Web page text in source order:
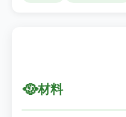
🥘材料